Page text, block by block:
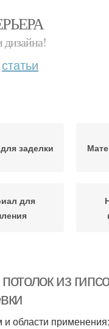
дизайна!
статьи
заделки
для
для
из
и области применения: